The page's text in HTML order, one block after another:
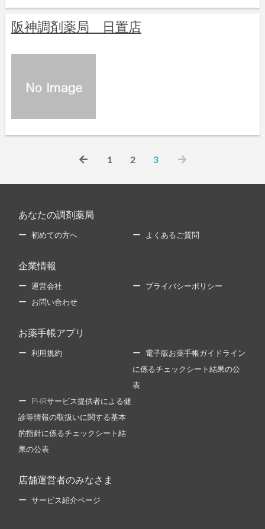
阪神調剤薬局 日置店
1 2 3
あなたの調剤薬局
初めての方へ よくあるご質問
企業情報
運営会社 プライバシーポリシー
お問い合わせ
お薬手帳アプリ
利用規約 電子版お薬手帳ガイドライン
に係るチェックシート結果の公
表
PHRサービス提供者による健
診等情報の取扱いに関する基本
的指針に係るチェックシート結
果の公表
店舗運営者のみなさま
サービス紹介ページ